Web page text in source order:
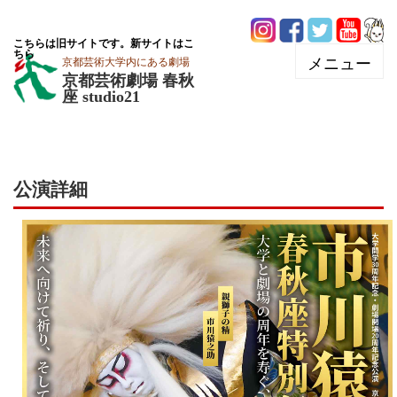
こちらは旧サイトです。新サイトはこ
ちら
京都芸術大学内にある劇場
京都芸術劇場 春秋
座 studio21
公演詳細